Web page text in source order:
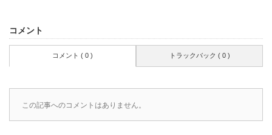
コメント
コメント ( 0 ) トラックバック ( 0 )
この記事へのコメントはありません。